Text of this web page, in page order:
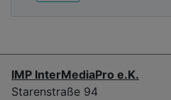
IMP InterMediaPro e.K.
Starenstraße 94